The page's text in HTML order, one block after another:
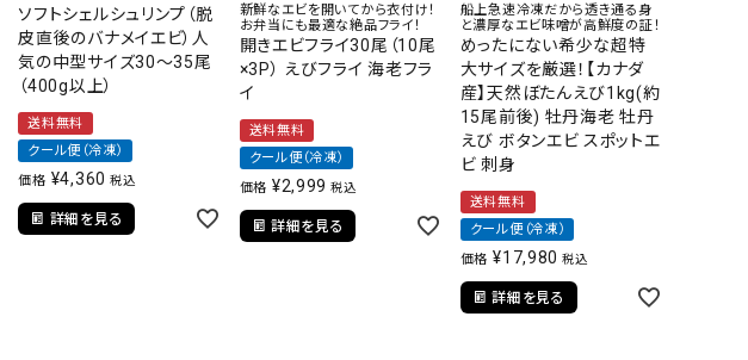
ソフトシェルシュリンプ（脱
皮直後のバナメイエビ）人
気の中型サイズ30～35尾
（400g以上）
送料無料
クール便（冷凍）
価格 ¥4,360 税込
詳細を見る
新鮮なエビを開いてから衣付け！
お弁当にも最適な絶品フライ！
開きエビフライ30尾（10尾
×3P） えびフライ 海老フラ
イ
送料無料
クール便（冷凍）
価格 ¥2,999 税込
詳細を見る
船上急速冷凍だから透き通る身
と濃厚なエビ味噌が高鮮度の証！
めったにない希少な超特
大サイズを厳選！【カナダ
産】天然ぼたんえび1kg(約
15尾前後) 牡丹海老 牡丹
えび ボタンエビ スポットエ
ビ 刺身
送料無料
クール便（冷凍）
価格 ¥17,980 税込
詳細を見る